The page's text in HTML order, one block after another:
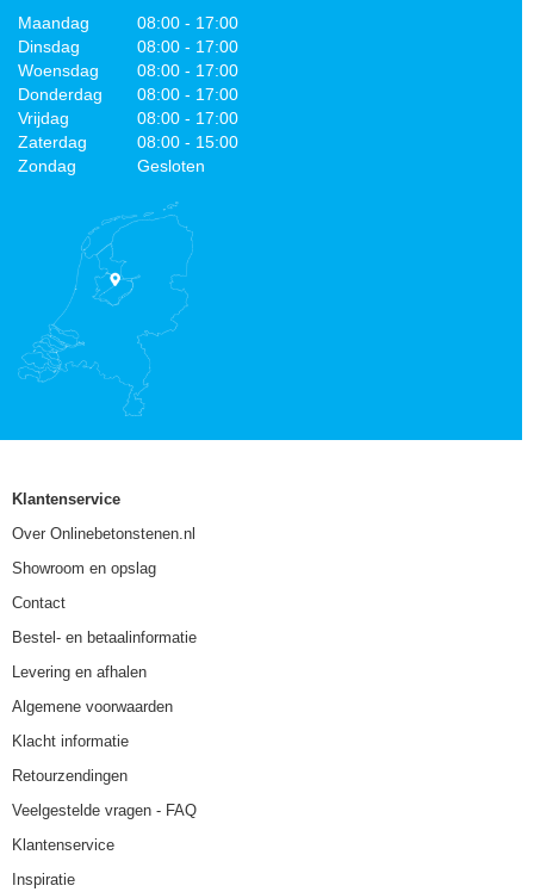
Maandag
08:00 - 17:00
Dinsdag
08:00 - 17:00
Woensdag
08:00 - 17:00
Donderdag
08:00 - 17:00
Vrijdag
08:00 - 17:00
Zaterdag
08:00 - 15:00
Zondag
Gesloten
Klantenservice
Over Onlinebetonstenen.nl
Showroom en opslag
Contact
Bestel- en betaalinformatie
Levering en afhalen
Algemene voorwaarden
Klacht informatie
Retourzendingen
Veelgestelde vragen - FAQ
Klantenservice
Inspiratie